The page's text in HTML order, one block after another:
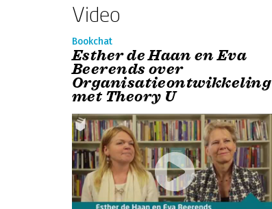
Video
Bookchat
Esther de Haan en Eva
Beerends over
Organisatieontwikkeling
met Theory U